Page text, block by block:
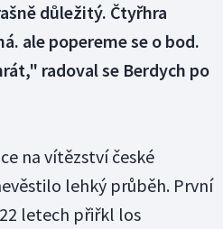
důležitý. Čtyřhra
ale popereme se o bod.
radoval se Berdych po
na vítězství české
lehký průběh. První
letech přiřkl los